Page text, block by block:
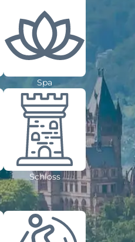
Spa
Schloss